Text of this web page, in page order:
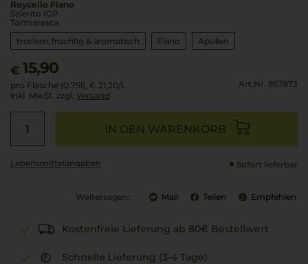
Roycello Fiano
Salento IGP
Tormaresca
trocken, fruchtig & aromatisch
Fiano Apulien
€ 15,90
pro Flasche (0.75l), € 21,20/L
inkl. MwSt. zzgl. Versand
Art.Nr. 957873
IN DEN WARENKORB
Lebensmittel­angaben Sofort lieferbar
Weitersagen: Mail Teilen Empfehlen
Kostenfreie Lieferung ab 80€ Bestellwert
Schnelle Lieferung (3-4 Tage)